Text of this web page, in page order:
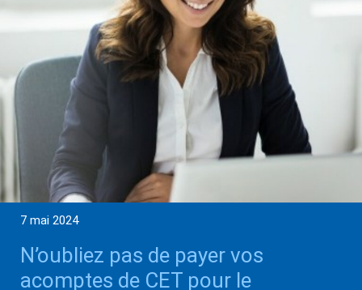
7 mai 2024
N’oubliez pas de payer vos
acomptes de CET pour le